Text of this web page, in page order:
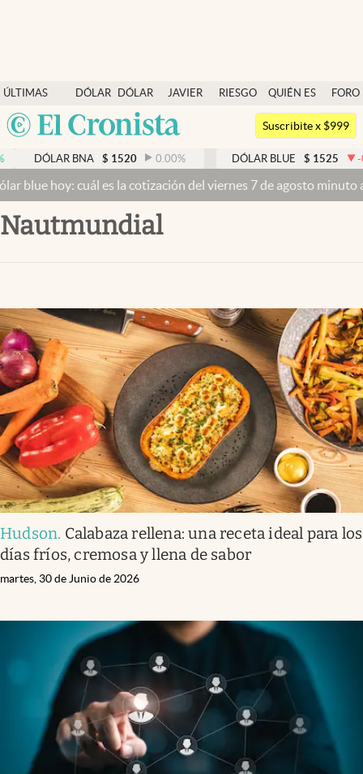
ÚLTIMAS
NOTICIAS
DÓLAR
DÓLAR
BLUE
JAVIER
RIESGO
QUIÉN ES
QUIÉN
FORO
Argentina
México
Dólar
Members
Economía y Política
Finanzas y Mercados
Mercados Online
Otras secciones
Apertura
Infotechnology
Clase
Clima
Mundial 2026
Eventos Corporativos
El Cronista Studio
Mediakit
abre en nueva pestaña
Suscribite x $999
$ 1520 0.00 % DÓLAR BLUE $ 1525 -0.33%
es la cotización del viernes 7 de agosto minuto a minutoDólar
nautmundial
Hudson. Calabaza rellena: una receta ideal para los
días fríos, cremosa y llena de sabor
martes, 30 de Junio de 2026